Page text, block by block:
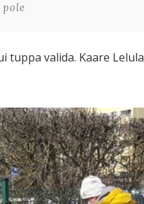
tuppa valida. Kaare Lelula